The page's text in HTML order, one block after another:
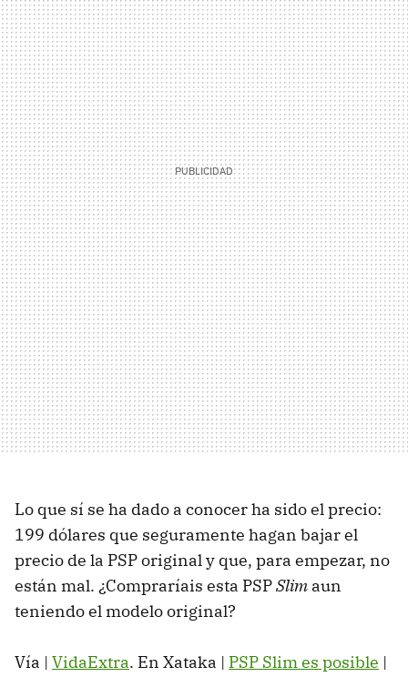
Lo que sí se ha dado a conocer ha sido el precio:
199 dólares que seguramente hagan bajar el
precio de la PSP original y que, para empezar, no
están mal. ¿Compraríais esta PSPSlim aun
teniendo el modelo original?
Vía | VidaExtra. En Xataka | PSP Slim es posible |